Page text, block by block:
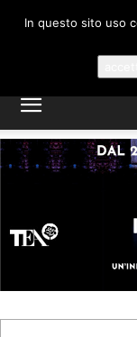
GIALLI
In questo sito uso